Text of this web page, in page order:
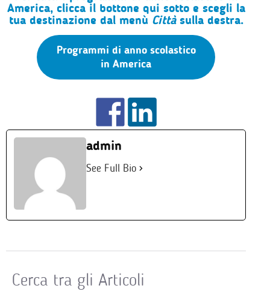
America, clicca il bottone qui sotto e scegli la
tua destinazione dal menù Cittàsulla destra.
Programmi di anno scolastico
in America
admin
See Full Bio
Cerca tra gli Articoli